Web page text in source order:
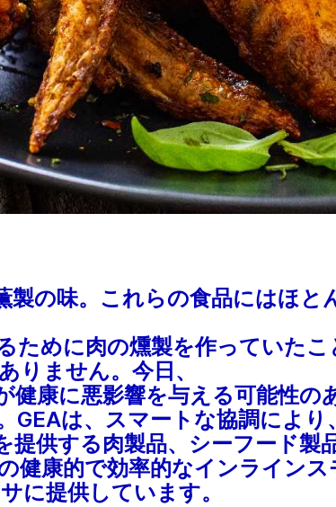
製の味。これらの食品にはほと
ために肉の燻製を作っていたこ
りません。今日、
健康に悪影響を与える可能性の
GEAは、スマートな協調により、
供する肉製品、シーフード製品
健康的で効率的なインライン
に提供しています。